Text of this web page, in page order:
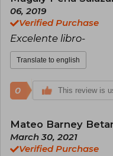
06, 2019
Verified Purchase
Excelente libro-
Translate to english
0 This review is
Mateo Barney
March 30, 2021
Verified Purchase